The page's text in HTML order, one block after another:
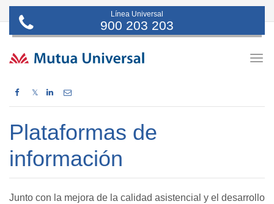
Línea Universal
900 203 203
𝕏
Plataformas de
información
Junto con la mejora de la calidad asistencial y el desarrollo